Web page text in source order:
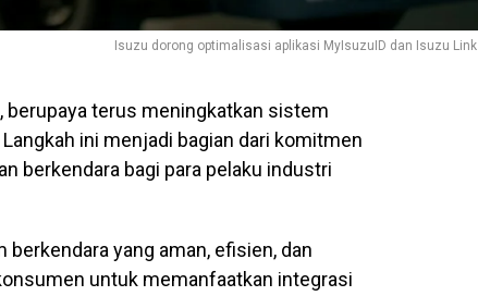
Isuzu dorong optimalisasi aplikasi MyIsuzuID dan Isuzu Link
berupaya terus meningkatkan sistem
ini menjadi bagian dari komitmen
berkendara bagi para pelaku industri
yang aman, efisien, dan
untuk memanfaatkan integrasi